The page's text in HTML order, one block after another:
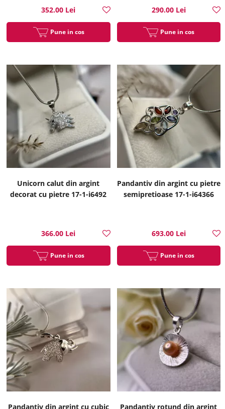
352.00 Lei
Pune in cos
290.00 Lei
Pune in cos
Unicorn calut din argint
decorat cu pietre 17-1-i6492
366.00 Lei
Pune in cos
Pandantiv din argint cu pietre
semipretioase 17-1-i64366
693.00 Lei
Pune in cos
Pandantiv din argint cu cubic Pandantiv rotund din argint